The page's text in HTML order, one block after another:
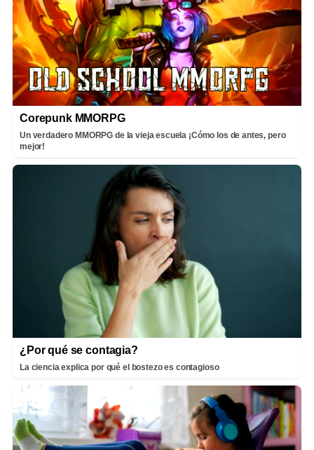
Corepunk MMORPG
Un verdadero MMORPG de la vieja escuela ¡Cómo los de antes, pero
mejor!
¿Por qué se contagia?
La ciencia explica por qué el bostezo es contagioso